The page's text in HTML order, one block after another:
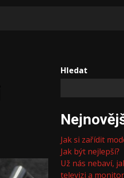
Hledat
Jak si zařídit
Jak být nejlepší?
Už nás nebaví,
televizi a